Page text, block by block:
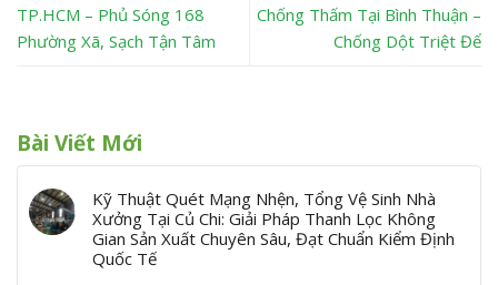
TP.HCM – Phủ Sóng 168
Phường Xã, Sạch Tận Tâm
Chống Thấm Tại Bình Thuận –
Chống Dột Triệt Để
Bài Viết Mới
Kỹ Thuật Quét Mạng Nhện, Tổng Vệ Sinh Nhà
Xưởng Tại Củ Chi: Giải Pháp Thanh Lọc Không
Gian Sản Xuất Chuyên Sâu, Đạt Chuẩn Kiểm Định
Quốc Tế